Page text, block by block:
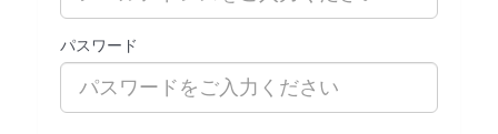
パスワード